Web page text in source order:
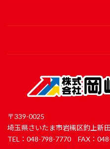
〒339-0025
埼玉県さいたま市岩槻区釣上新
TEL：048-798-7770 FAX：